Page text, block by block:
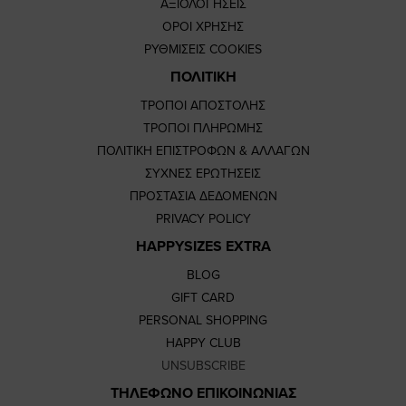
ΑΞΙΟΛΟΓΗΣΕΙΣ
ΟΡΟΙ ΧΡΗΣΗΣ
ΡΥΘΜΙΣΕΙΣ COOKIES
ΠΟΛΙΤΙΚΗ
ΤΡΟΠΟΙ ΑΠΟΣΤΟΛΗΣ
ΤΡΟΠΟΙ ΠΛΗΡΩΜΗΣ
ΠΟΛΙΤΙΚΗ ΕΠΙΣΤΡΟΦΩΝ & ΑΛΛΑΓΩΝ
ΣΥΧΝΕΣ ΕΡΩΤΗΣΕΙΣ
ΠΡΟΣΤΑΣΙΑ ΔΕΔΟΜΕΝΩΝ
PRIVACY POLICY
HAPPYSIZES EXTRA
BLOG
GIFT CARD
PERSONAL SHOPPING
HAPPY CLUB
UNSUBSCRIBE
ΤΗΛΕΦΩΝΟ ΕΠΙΚΟΙΝΩΝΙΑΣ